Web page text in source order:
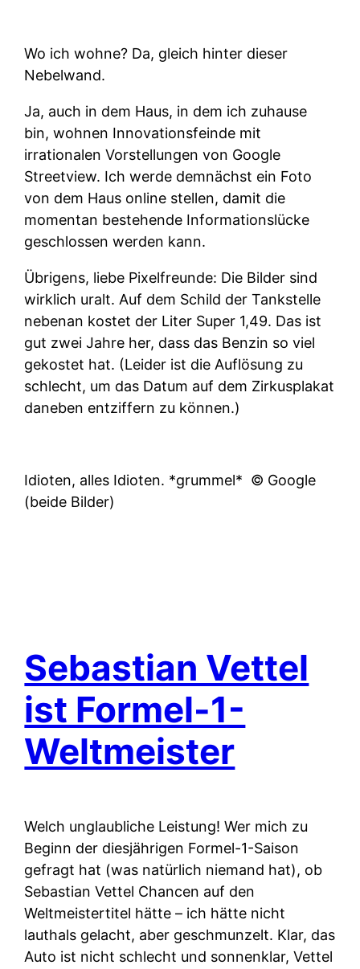
Wo ich wohne? Da, gleich hinter dieser
Nebelwand.
Ja, auch in dem Haus, in dem ich zuhause
bin, wohnen Innovationsfeinde mit
irrationalen Vorstellungen von Google
Streetview. Ich werde demnächst ein Foto
von dem Haus online stellen, damit die
momentan bestehende Informationslücke
geschlossen werden kann.
Übrigens, liebe Pixelfreunde: Die Bilder sind
wirklich uralt. Auf dem Schild der Tankstelle
nebenan kostet der Liter Super 1,49. Das ist
gut zwei Jahre her, dass das Benzin so viel
gekostet hat. (Leider ist die Auflösung zu
schlecht, um das Datum auf dem Zirkusplakat
daneben entziffern zu können.)
Idioten, alles Idioten. *grummel* © Google
(beide Bilder)
Sebastian Vettel
ist Formel-1-
Weltmeister
Welch unglaubliche Leistung! Wer mich zu
Beginn der diesjährigen Formel-1-Saison
gefragt hat (was natürlich niemand hat), ob
Sebastian Vettel Chancen auf den
Weltmeistertitel hätte – ich hätte nicht
lauthals gelacht, aber geschmunzelt. Klar, das
Auto ist nicht schlecht und sonnenklar, Vettel